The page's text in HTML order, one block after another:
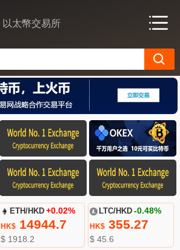
以太幣交易所
ETH/HKD +0.02%
HK$ 14944.7
$ 1918.2
LTC/HKD -0.48%
HK$355.27
$ 45.6